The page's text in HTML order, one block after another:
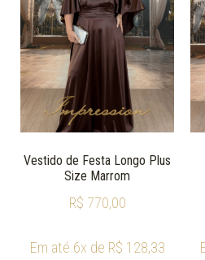
Vestido de Festa Longo Plus
Size Marrom
R$ 770,00
Em até 6x de R$ 128,33